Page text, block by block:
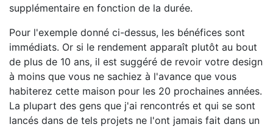
supplémentaire en fonction de la durée.
Pour l'exemple donné ci-dessus, les bénéfices sont
immédiats. Or si le rendement apparaît plutôt au bout
de plus de 10 ans, il est suggéré de revoir votre design
à moins que vous ne sachiez à l'avance que vous
habiterez cette maison pour les 20 prochaines années.
La plupart des gens que j'ai rencontrés et qui se sont
lancés dans de tels projets ne l'ont jamais fait dans un